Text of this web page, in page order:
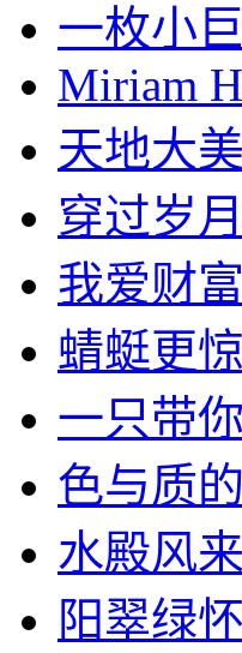
一枚小
Miriam
天地大
穿过岁
我爱财
蜻蜓更
一只带
色与质
水殿风
阳翠绿